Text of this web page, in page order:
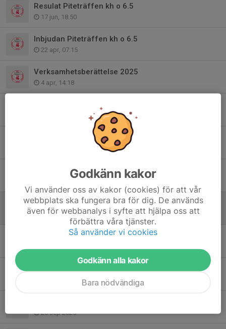
Resulat Piteträffen kh o 6.5
17 jun, 18:50
Inbjudan Piteträffen kh o 6.5
22 apr, 07:15
Verksamhetsberättelse 2025
4 apr, 14:18
Resultat Luciaträffen 2025
Startlistor Luciaträffen 2025
12 dec 2025
Inbjudan luftskyttecup 2025-2026
6 okt 2025
Inbjudan Luciaträffen 2025
20 sep 2025
Godkänn kakor
Vi använder oss av kakor (cookies) för att vår
webbplats ska fungera bra för dig. De används
även för webbanalys i syfte att hjälpa oss att
förbättra våra tjänster.
Så använder vi cookies
Godkänn alla kakor
Bara nödvändiga